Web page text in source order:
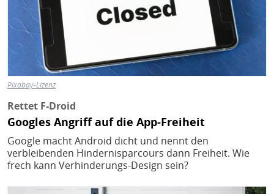
Pixabay-Lizenz
Rettet F-Droid
Googles Angriff auf die App-Freiheit
Google macht Android dicht und nennt den
verbleibenden Hindernisparcours dann Freiheit. Wie
frech kann Verhinderungs-Design sein?
Bild